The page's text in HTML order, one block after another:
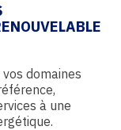
domaines
à une